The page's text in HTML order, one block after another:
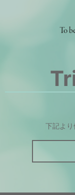
下記より